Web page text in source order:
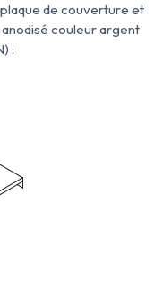
de couverture et
couleur argent
: